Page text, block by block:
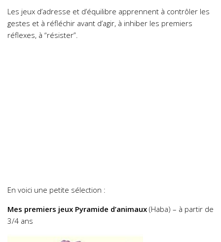
Les jeux d’adresse et d’équilibre apprennent à contrôler les
gestes et à réfléchir avant d’agir, à inhiber les premiers
réflexes, à “résister”.
En voici une petite sélection :
Mes premiers jeux Pyramide d’animaux (Haba) – à partir de
3/4 ans